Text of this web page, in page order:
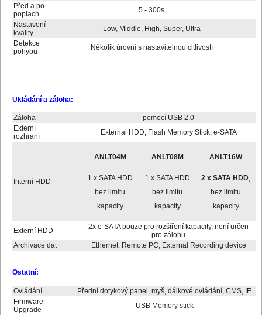
Před a po
poplach
5 - 300s
Nastavení
kvality
Low, Middle, High, Super, Ultra
Detekce
pohybu
Několik úrovní s nastavitelnou citlivostí
Ukládání a záloha:
Záloha
pomocí USB 2.0
Externí
rozhraní
External HDD, Flash Memory Stick, e-SATA
Interní HDD
ANLT04M
1 x SATA HDD
bez limitu
kapacity
ANLT08M
1 x SATA HDD
bez limitu
kapacity
ANLT16W
2 x SATA HDD,
bez limitu
kapacity
Externí HDD
2x e-SATA pouze pro rozšíření kapacity, není určen
pro zálohu
Archivace dat
Ethernet, Remote PC, External Recording device
Ostatní:
Ovládání
Přední dotykový panel, myš, dálkové ovládání, CMS, IE
Firmware
Upgrade
USB Memory stick